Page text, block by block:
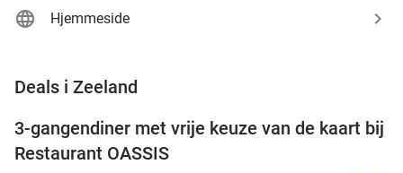
Hjemmeside
Deals i Zeeland
43%
3-gangendiner met vrije keuze van de kaart bij
Restaurant OASSIS